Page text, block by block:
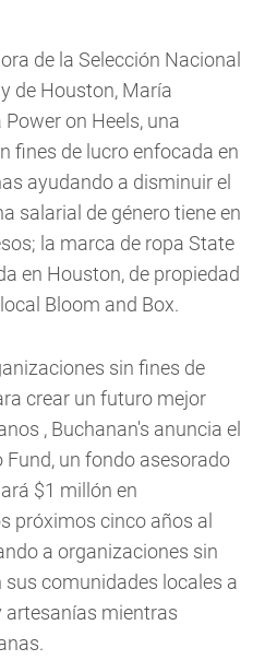
de la Selección Nacional
de Houston, María
Power on Heels, una
fines de lucro enfocada en
ayudando a disminuir el
salarial de género tiene en
la marca de ropa State
en Houston, de propiedad
Bloom and Box.
sin fines de
crear un futuro mejor
, Buchanan's anuncia el
Fund, un fondo asesorado
$1 millón en
próximos cinco años al
a organizaciones sin
sus comunidades locales a
artesanías mientras